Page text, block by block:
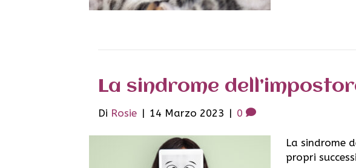
La sindrome
Di Rosie | 14 Marzo 2023 | 0
La sindrome
propri